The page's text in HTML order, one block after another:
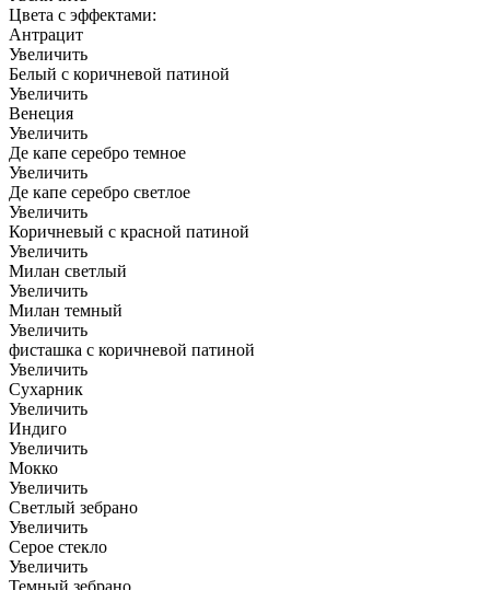
Цвета с эффектами:
Антрацит
Увеличить
Белый с коричневой патиной
Увеличить
Венеция
Увеличить
Де капе серебро темное
Увеличить
Де капе серебро светлое
Увеличить
Коричневый с красной патиной
Увеличить
Милан светлый
Увеличить
Милан темный
Увеличить
фисташка с коричневой патиной
Увеличить
Сухарник
Увеличить
Индиго
Увеличить
Мокко
Увеличить
Светлый зебрано
Увеличить
Серое стекло
Увеличить
Темный зебрано